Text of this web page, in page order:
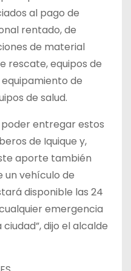
al pago de
rentado, de
de material
rescate, equipos de
de
de salud.
entregar estos
de Iquique y,
aporte también
un vehículo de
disponible las 24
emergencia
dijo el alcalde